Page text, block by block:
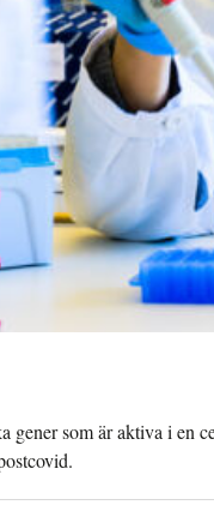
som är aktiva i en